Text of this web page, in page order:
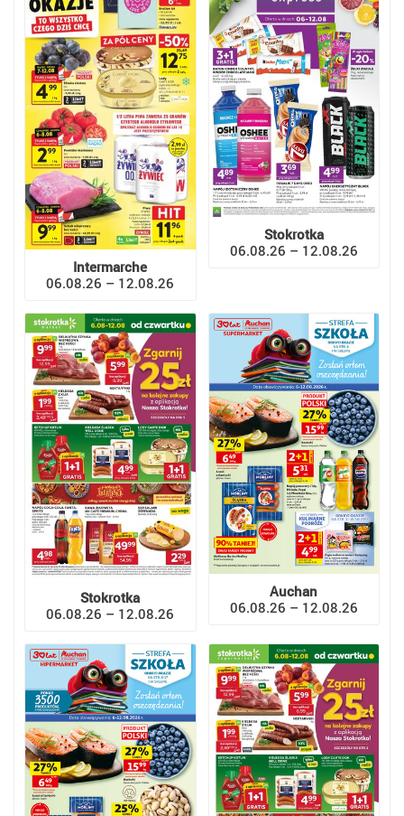
Intermarche
06.08.26 – 12.08.26
Stokrotka
06.08.26 – 12.08.26
Stokrotka
06.08.26 – 12.08.26
Auchan
06.08.26 – 12.08.26